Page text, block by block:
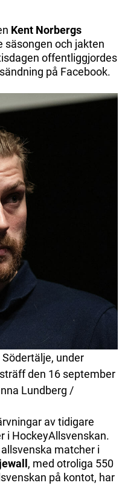
Kent Norbergs
säsongen och jakten
offentliggjordes
på Facebook.
under
den 16 september
Lundberg /
av tidigare
i HockeyAllsvenskan.
matcher i
, med otroliga 550
på kontot, har